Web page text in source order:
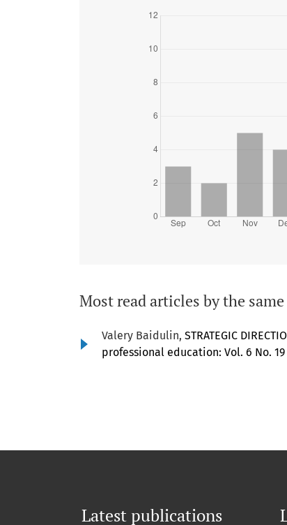
Most read articles by the
Valery Baidulin, STRATEGIC
professional education: Vol. 6 No.
Latest publications